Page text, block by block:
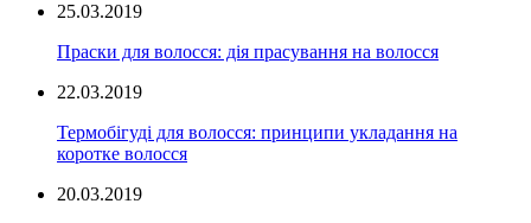
25.03.2019
Праски для волосся: дія прасування на волосся
22.03.2019
Термобігуді для волосся: принципи укладання на
коротке волосся
20.03.2019